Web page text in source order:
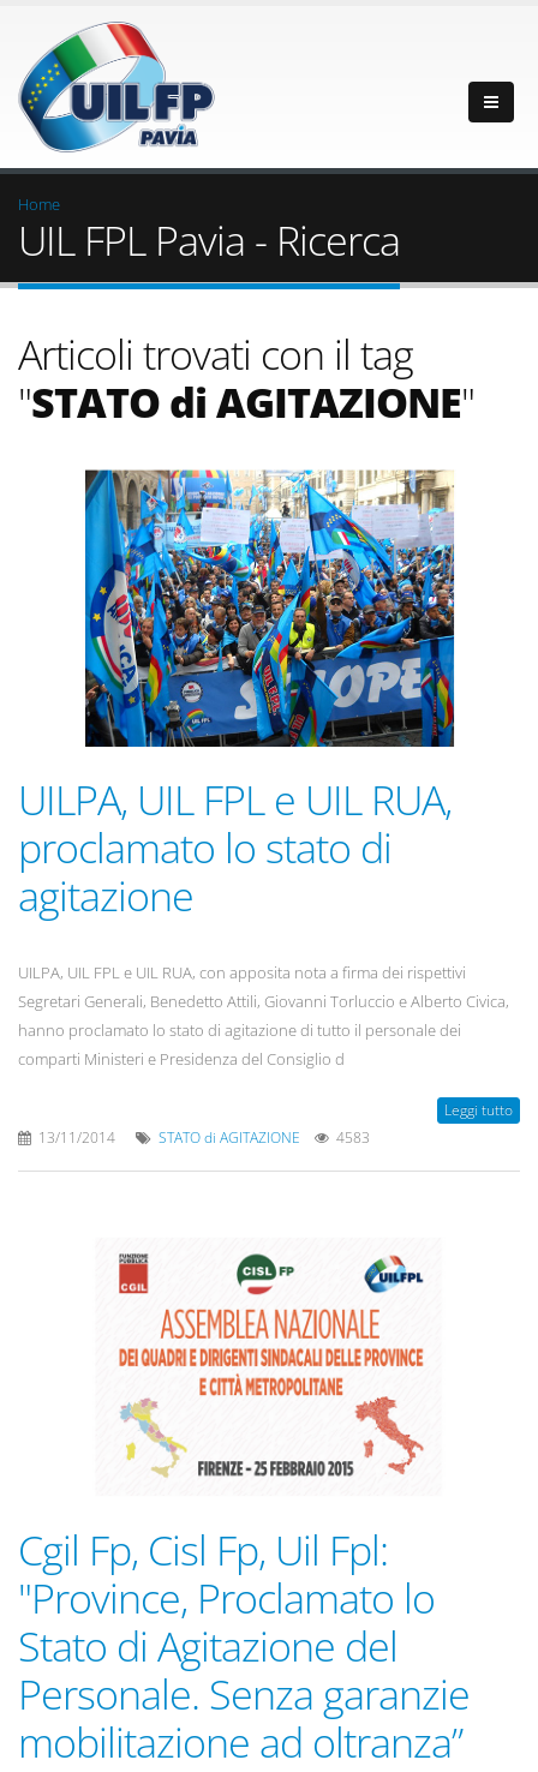
Home
UIL FPL Pavia - Ricerca
Articoli trovati con il tag
"STATO di AGITAZIONE"
UILPA, UIL FPL e UIL RUA,
proclamato lo stato di
agitazione
UILPA, UIL FPL e UIL RUA, con apposita nota a firma dei rispettivi
Segretari Generali, Benedetto Attili, Giovanni Torluccio e Alberto Civica,
hanno proclamato lo stato di agitazione di tutto il personale dei
comparti Ministeri e Presidenza del Consiglio d
Leggi tutto
13/11/2014 STATO di AGITAZIONE 4583
Cgil Fp, Cisl Fp, Uil Fpl:
"Province, Proclamato lo
Stato di Agitazione del
Personale. Senza garanzie
mobilitazione ad oltranza”